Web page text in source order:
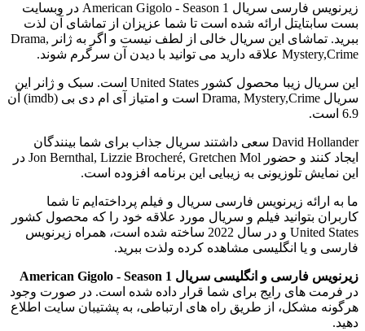
زیرنویس فارسی سریال American Gigolo - Season 1 در وبسایت
بست سابتایتل ارائه شده است تا شما عزیزان از تماشای آن لذت
ببرید. تماشای این سریال خالی از لطف نیست و اگر به ژانر Drama,
Mystery,Crime علاقه دارید می توانید با دیدن آن سرگرم شوند.
این سریال زیبا محصول کشور United States است. سبک و ژانر این
سریال Drama, Mystery,Crime است و امتیاز آی ام دی بی (imdb) آن
6.9 است.
David Hollander سعی داشتند سریال جذاب برای شما بینندگان
ایجاد کنند و حضور Jon Bernthal, Lizzie Brocheré, Gretchen Mol در
این نمایش تلوزیونی به زیبایی این برنامه افزوده است.
ما به ارائه زیرنویس فارسی سریال و فیلم پرداخته‌ایم تا شما
کاربران بتوانید فیلم و سریال مورد علاقه خود را که محصول کشور
United States و در سال 2022 ساخته شده است، همراه زیرنویس
فارسی و یا انگلیسی مشاهده کرده ولذت ببرید.
زیرنویس فارسی و انگلیسی سریال American Gigolo - Season 1
در فرمت های رایج برای شما قرار داده شده است. در صورت وجود
هرگونه مشکل، از طریق راه های ارتباطی، به پشتیبان سایت اطلاع
دهید.